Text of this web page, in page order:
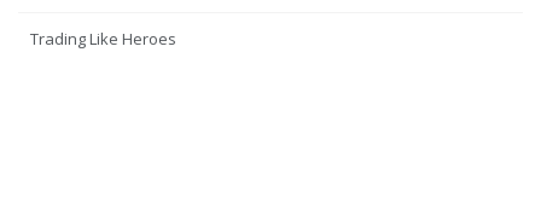
Trading Like Heroes